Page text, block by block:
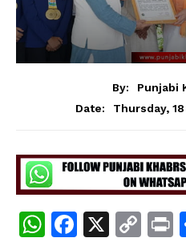
By:
Punjabi
Date:
Thursday,
W
F
X
C